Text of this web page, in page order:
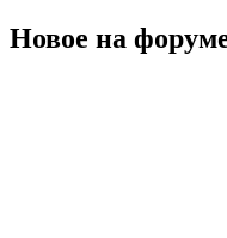
Новое на